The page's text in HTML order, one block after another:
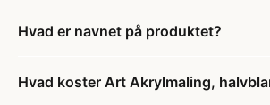
Hvad er navnet på produktet?
Hvad koster Art Akrylmaling,